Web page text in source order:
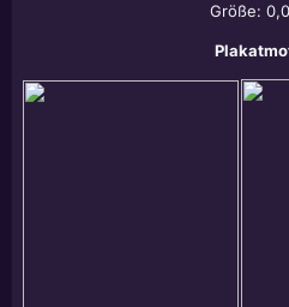
Größe: